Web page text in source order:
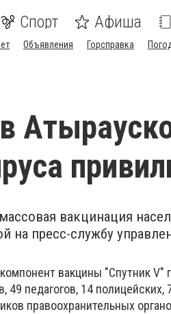
Спорт Афиша
Объявления Горсправка
вакцинация
на пресс-службу
вакцины "Спутник V"
49 педагогов, 14
правоохранительных